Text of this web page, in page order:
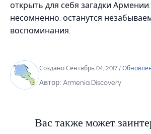
открыть для себя загадки
несомненно, останутся
воспоминания.
Создано Сентябрь 04, 2017 /
Автор: Armenia Discovery
Вас также может